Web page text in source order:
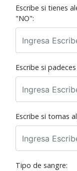
Escribe si tienes
"NO":
Escribe si
Escribe si tomas
Tipo de sangre: